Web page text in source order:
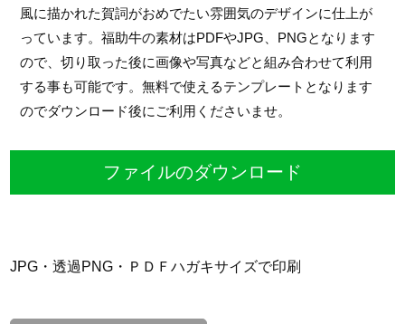
風に描かれた賀詞がおめでたい雰囲気のデザインに仕上が
っています。福助牛の素材はPDFやJPG、PNGとなります
ので、切り取った後に画像や写真などと組み合わせて利用
する事も可能です。無料で使えるテンプレートとなります
のでダウンロード後にご利用くださいませ。
ファイルのダウンロード
JPG・透過PNG・ＰＤＦハガキサイズで印刷